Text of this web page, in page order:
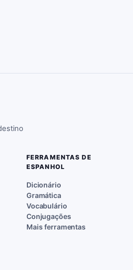
FERRAMENTAS DE
ESPANHOL
Dicionário
Gramática
Vocabulário
Conjugações
Mais ferramentas